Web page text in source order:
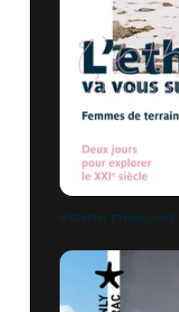
WEEKEND ETHNOLOGIE